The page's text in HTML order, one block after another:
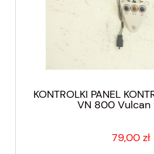
KONTROLKI PANEL
VN 800
79,00 zł